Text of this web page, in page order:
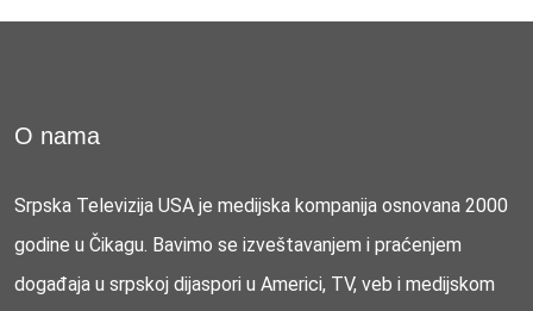
O nama
Srpska Televizija USA je medijska kompanija osnovana 2000
godine u Čikagu. Bavimo se izveštavanjem i praćenjem
događaja u srpskoj dijaspori u Americi, TV, veb i medijskom